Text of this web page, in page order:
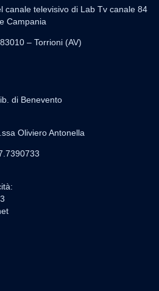
canale televisivo di Lab Tv canale 84
Campania
– Torrioni (AV)
di Benevento
Oliviero Antonella